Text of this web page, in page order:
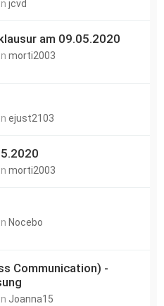
jcvd
am 09.05.2020
morti2003
ejust2103
morti2003
Nocebo
Communication) -
Joanna15